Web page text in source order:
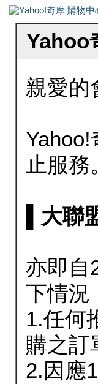
Yahoo
親愛的
止服務
▌大聯
亦即自
下情況
1.任何
購之訂
2.因應